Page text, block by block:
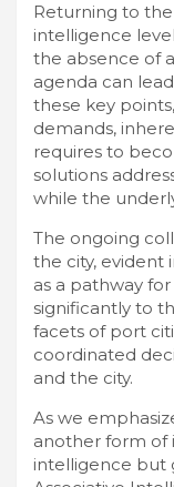
Returning to
intelligence
the absence of
agenda can
these key
demands,
requires to
solutions
while the
The ongoing
the city, evident
as a pathway
significantly to
facets of port
coordinated
and the city.
As we
another form of
intelligence but